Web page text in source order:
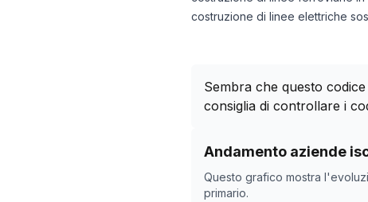
costruzione di linee elettriche
Sembra che questo
consiglia di controllare i
Andamento aziende
Questo grafico mostra
primario.
Storico numero di aziende
Data rilevazione
30/04/2025